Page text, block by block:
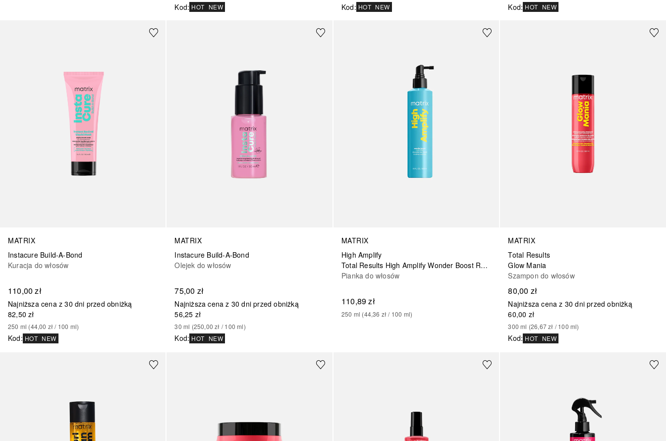
Kod: HOT NEW Kod: HOT NEW Kod: HOT NEW
MATRIX
Instacure Build-A-Bond
Kuracja do włosów
110,00 zł
Najniższa cena z 30 dni przed obniżką
82,50 zł
250 ml (44,00 zł / 100 ml)
Kod: HOT NEW
MATRIX
Instacure Build-A-Bond
Olejek do włosów
75,00 zł
Najniższa cena z 30 dni przed obniżką
56,25 zł
30 ml (250,00 zł / 100 ml)
Kod: HOT NEW
MATRIX
High Amplify
Total Results High Amplify Wonder Boost Root Lifter
Pianka do włosów
110,89 zł
250 ml (44,36 zł / 100 ml)
MATRIX
Total Results
Glow Mania
Szampon do włosów
80,00 zł
Najniższa cena z 30 dni przed obniżką
60,00 zł
300 ml (26,67 zł / 100 ml)
Kod: HOT NEW